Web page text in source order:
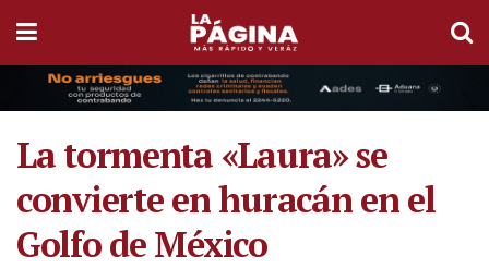
La tormenta «Laura» se
convierte en huracán en el
Golfo de México